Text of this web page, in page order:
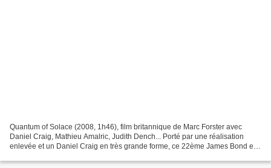
Quantum of Solace (2008, 1h46), film britannique de Marc Forster avec
Daniel Craig, Mathieu Amalric, Judith Dench... Porté par une réalisation
enlevée et un Daniel Craig en très grande forme, ce 22ème James Bond est